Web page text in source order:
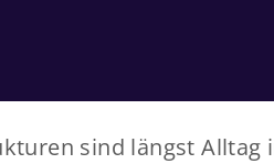
sind längst Alltag